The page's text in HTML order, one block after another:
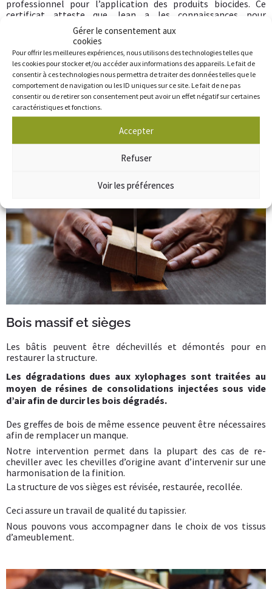
Gérer le consentement aux
cookies
Pour offrir les meilleures expériences, nous utilisons des technologies telles que
les cookies pour stocker et/ou accéder aux informations des appareils. Le fait de
consentir à ces technologies nous permettra de traiter des données telles que le
comportement de navigation ou les ID uniques sur ce site. Le fait de ne pas
consentir ou de retirer son consentement peut avoir un effet négatif sur certaines
caractéristiques et fonctions.
Accepter
Refuser
Voir les préférences
professionnel pour l’application des produits biocides. Ce
certificat atteste que Jean a les connaissances pour
l’utilisation des insecticides en toute sécurité et avec
A l’or et du bois est donc votre partenaire adéquat pour la
prévention, la détection et l’extermination des insectes
xylophages.
Bois massif et sièges
Les bâtis peuvent être déchevillés et démontés pour en
restaurer la structure.
Les dégradations dues aux xylophages sont traitées au
moyen de résines de consolidations injectées sous vide
d’air afin de durcir les bois dégradés.
Des greffes de bois de même essence peuvent être nécessaires
afin de remplacer un manque.
Notre intervention permet dans la plupart des cas de re-
cheviller avec les chevilles d’origine avant d’intervenir sur une
harmonisation de la finition.
La structure de vos sièges est révisée, restaurée, recollée.
Ceci assure un travail de qualité du tapissier.
Nous pouvons vous accompagner dans le choix de vos tissus
d’ameublement.